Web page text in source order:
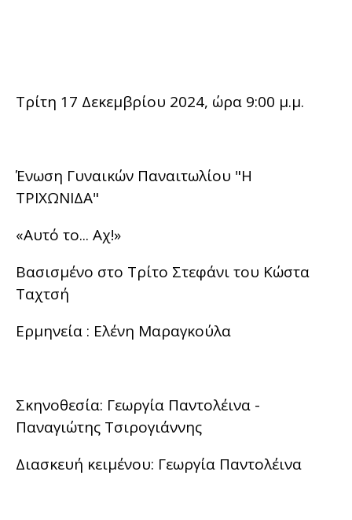
Τρίτη 17 Δεκεμβρίου 2024, ώρα 9:00 μ.μ.
Ένωση Γυναικών Παναιτωλίου "Η
ΤΡΙΧΩΝΙΔΑ"
«Αυτό το... Αχ!»
Βασισμένο στο Τρίτο Στεφάνι του Κώστα
Ταχτσή
Ερμηνεία : Ελένη Μαραγκούλα
Σκηνοθεσία: Γεωργία Παντολέινα -
Παναγιώτης Τσιρογιάννης
Διασκευή κειμένου: Γεωργία Παντολέινα